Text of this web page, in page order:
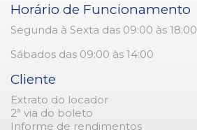
Horário de Funcionamento
Segunda à Sexta das 09:00 às 18:00
Sábados das 09:00 às 14:00
Cliente
Extrato do locador
2ª via do boleto
Informe de rendimentos